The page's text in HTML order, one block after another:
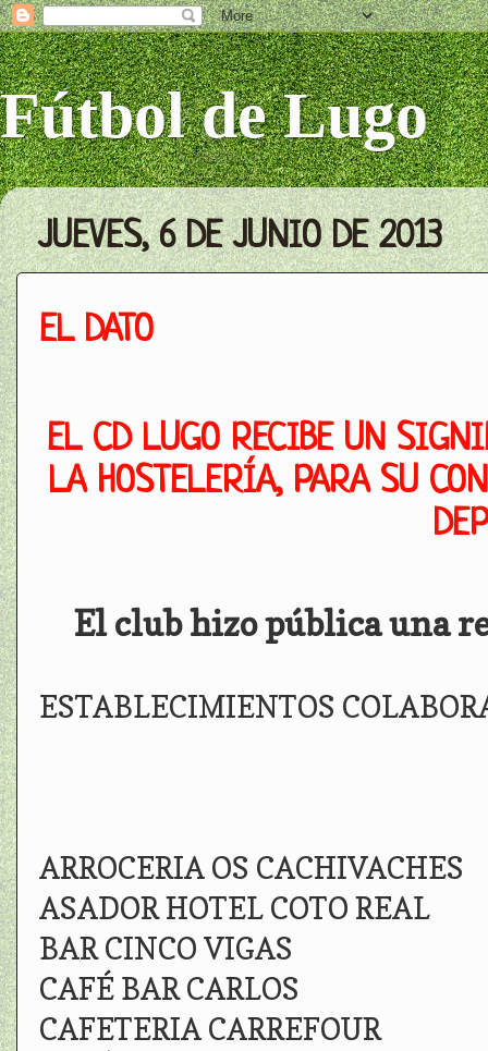
Fútbol de Lugo
JUEVES, 6 DE JUNIO DE 2013
EL DATO
EL CD LUGO RECIBE UN
LA HOSTELERÍA, PARA SU
El club hizo pública una
ESTABLECIMIENTOS
ARROCERIA OS CACHIVACHES
ASADOR HOTEL COTO REAL
BAR CINCO VIGAS
CAFÉ BAR CARLOS
CAFETERIA CARREFOUR